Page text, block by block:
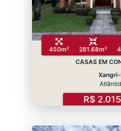
450m² 281.68m²
CASAS EM
R$